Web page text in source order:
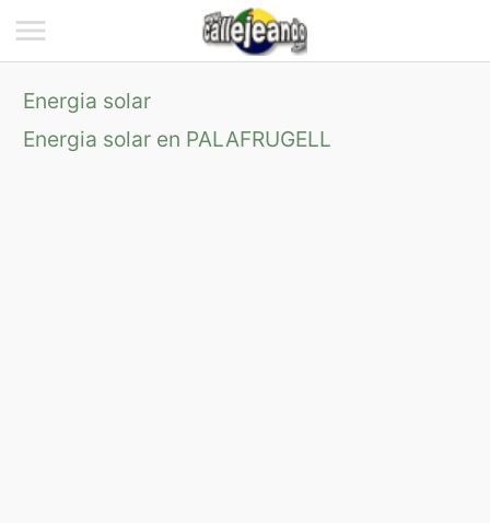
Energia solar
Energia solar en PALAFRUGELL